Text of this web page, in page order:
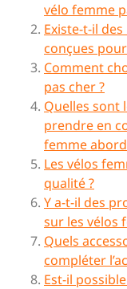
vélo femme
Existe-t-il
conçues
Comment
pas cher ?
Quelles sont
prendre en
femme
Les vélos
qualité ?
Y a-t-il des
sur les vélos
Quels
compléter
Est-il